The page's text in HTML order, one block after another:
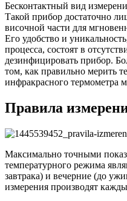
Бесконтактный вид
Такой прибор достаточно
височной части для
Его удобство и
процесса, состоят в
дезинфицировать прибор.
том, как правильно мерить
инфракрасного термометра
Правила
Максимально точными
температурного режима
завтрака) и вечерние (до
измерения производят